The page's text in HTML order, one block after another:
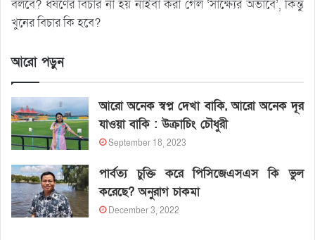
বলবে? ধর্ষণের বিচার না হয় নাইবা করা গেল ‘সাক্ষ্যের অভাবে’, কিন্তু
খুনের বিচার কি হবে?
আরো পড়ুন
আরো অনেক স্বপ্ন দেখা বাকি, আরো অনেক দূর
যাওয়া বাকি : উক্রাচিং চৌধুরী
September 18, 2023
পার্বত্য চুক্তি করে পিসিজেএসএস কি ভুল
করেছে? অনুরাগ চাকমা
December 3, 2022